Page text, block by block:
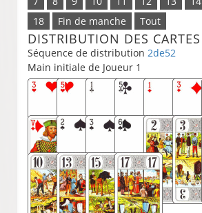
18
Fin de manche Tout
DISTRIBUTION DES CARTES
Séquence de distribution 2de52
Main initiale de Joueur 1